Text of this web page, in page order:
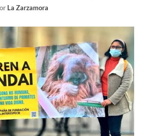
La Zarzamora